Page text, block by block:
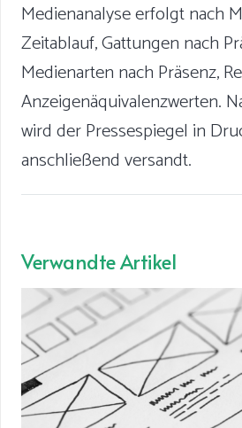
Medienanalyse erfolgt nach
Zeitablauf, Gattungen nach
Medienarten nach Präsenz,
Anzeigenäquivalenzwerten.
wird der Pressespiegel in
anschließend versandt.
Verwandte Artikel